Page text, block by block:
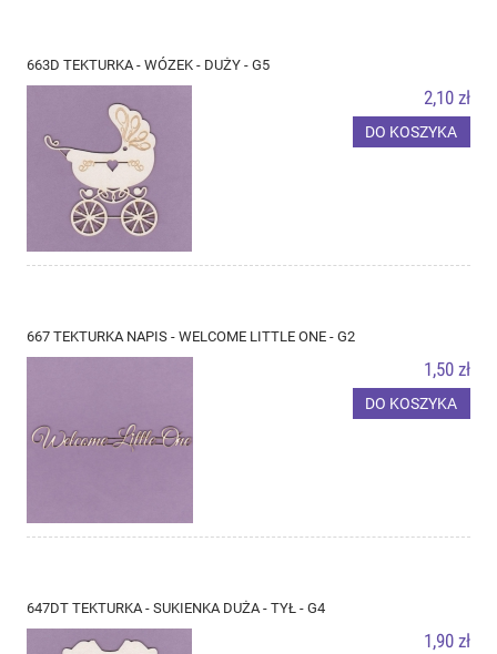
663D TEKTURKA - WÓZEK - DUŻY - G5
2,10 zł
DO KOSZYKA
667 TEKTURKA NAPIS - WELCOME LITTLE ONE - G2
1,50 zł
DO KOSZYKA
647DT TEKTURKA - SUKIENKA DUŻA - TYŁ - G4
1,90 zł